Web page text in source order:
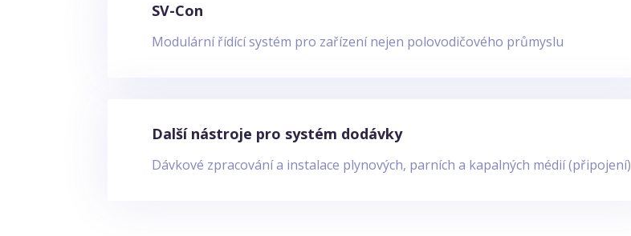
SV-Con
Modulární řídící systém pro zařízení nejen polovodičového průmyslu
Další nástroje pro systém dodávky
Dávkové zpracování a instalace plynových, parních a kapalných médií (připojení)